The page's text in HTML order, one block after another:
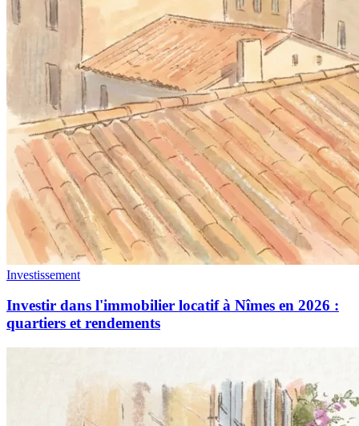
Investissement
Investir dans l'immobilier locatif à Nîmes en 2026 :
quartiers et rendements